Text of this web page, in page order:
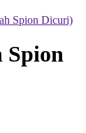
Spion Dicuri)
Spion